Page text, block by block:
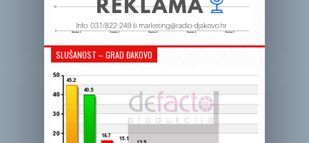
SLUŠANOST – GRAD ĐAKOVO